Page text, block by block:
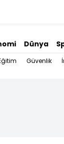
Dünya
Güvenlik